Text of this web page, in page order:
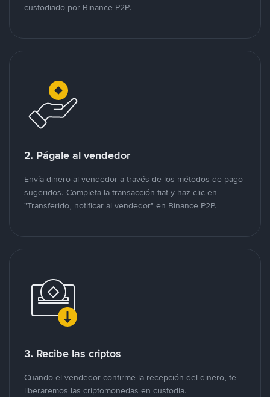
custodiado por Binance P2P.
2. Págale al vendedor
Envía dinero al vendedor a través de los métodos de pago
sugeridos. Completa la transacción fiat y haz clic en
"Transferido, notificar al vendedor" en Binance P2P.
3. Recibe las criptos
Cuando el vendedor confirme la recepción del dinero, te
liberaremos las criptomonedas en custodia.